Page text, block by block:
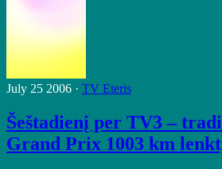
July 25 2006 · TV Eteris
Šeštadienį per TV3 –
Grand Prix 1003 km